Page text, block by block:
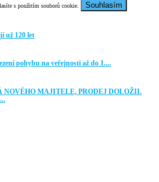
s použitím souborů cookie.
Souhlasím
už 120 let
pohybu na veřejnosti až do 1....
MAJITELE, PRODEJ DOLOŽIL